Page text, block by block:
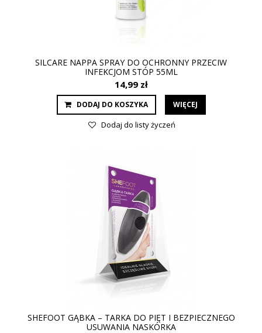
SILCARE NAPPA SPRAY DO OCHRONNY PRZECIW
INFEKCJOM STÓP 55ML
14,99 zł
DODAJ DO KOSZYKA WIĘCEJ
Dodaj do listy życzeń
SHEFOOT GĄBKA – TARKA DO PIĘT I BEZPIECZNEGO
USUWANIA NASKÓRKA